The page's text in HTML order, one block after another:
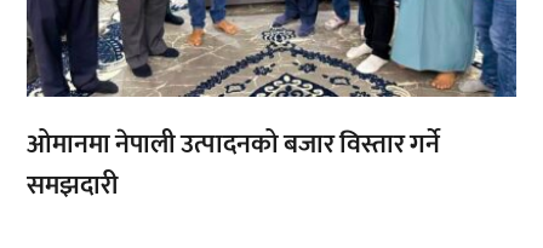
ओमानमा नेपाली उत्पादनको बजार विस्तार गर्ने
समझदारी